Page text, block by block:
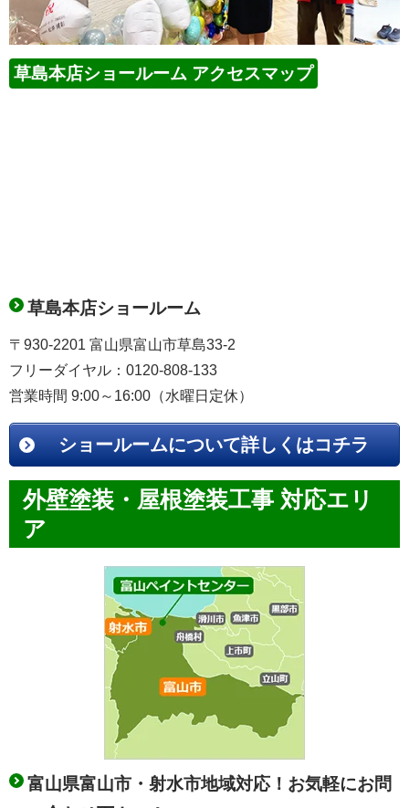
草島本店ショールーム アクセスマップ
草島本店ショールーム
〒930-2201 富山県富山市草島33-2
フリーダイヤル：0120-808-133
営業時間 9:00～16:00（水曜日定休）
ショールームについて詳しくはコチラ
外壁塗装・屋根塗装工事 対応エリ
ア
富山県富山市・射水市地域対応！お気軽にお問